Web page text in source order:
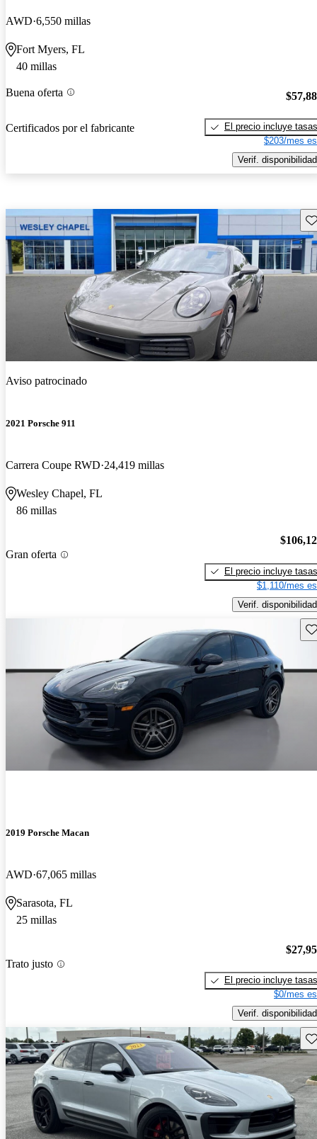
AWD 6,550 millas
Fort Myers, FL
40 millas
Buena oferta
Certificados por el fabricante
El precio incluye tasas
$203/mes
Verif. disponibilidad
Aviso patrocinado
2021 Porsche 911
Carrera Coupe RWD 24,419 millas
Wesley Chapel, FL
86 millas
Gran oferta
El precio incluye tasas
$1,110/mes
Verif. disponibilidad
2019 Porsche Macan
AWD 67,065 millas
Sarasota, FL
25 millas
Trato justo
El precio incluye tasas
$0/mes
Verif. disponibilidad